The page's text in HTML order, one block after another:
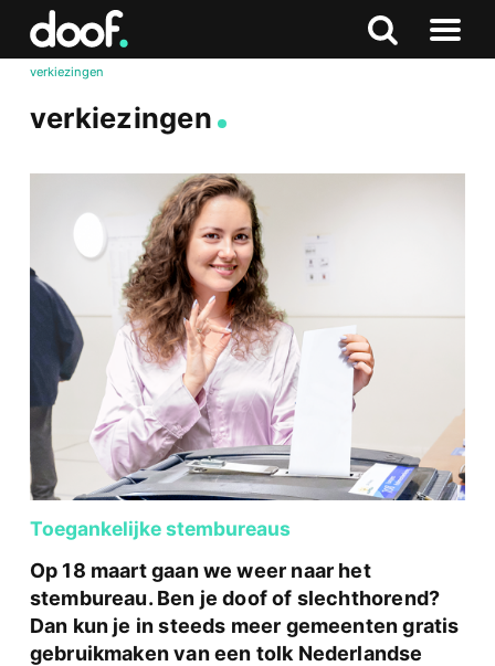
Zoeken
Naar
verkiezingen
verkiezingen
Toegankelijke stembureaus
Op 18 maart gaan we weer naar het
stembureau. Ben je doof of slechthorend?
Dan kun je in steeds meer gemeenten gratis
gebruikmaken van een tolk Nederlandse
Doof.nl
Zoeken